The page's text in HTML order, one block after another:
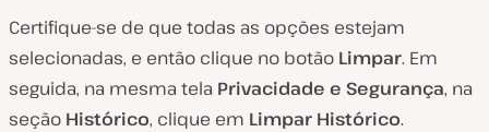
Certifique-se de que todas as opções estejam
selecionadas, e então clique no botão Limpar. Em
seguida, na mesma tela Privacidade e Segurança, na
seção Histórico, clique em Limpar Histórico.